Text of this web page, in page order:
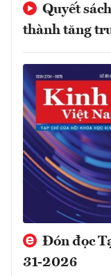
Quyết
thành tăng
Đón đọc
31-2026